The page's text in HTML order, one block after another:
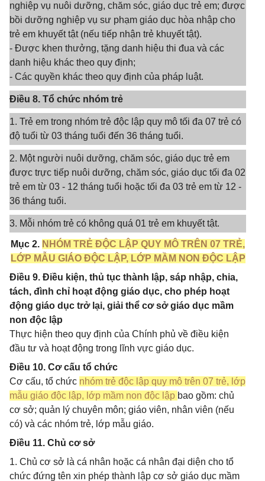
nghiệp vụ nuôi dưỡng, chăm sóc, giáo dục trẻ em; được
bồi dưỡng nghiệp vụ sư phạm giáo dục hòa nhập cho
trẻ em khuyết tật (nếu tiếp nhận trẻ khuyết tật).
- Được khen thưởng, tặng danh hiệu thi đua và các
danh hiệu khác theo quy định;
- Các quyền khác theo quy định của pháp luật.
Điều 8. Tổ chức nhóm trẻ
1. Trẻ em trong nhóm trẻ độc lập quy mô tối đa 07 trẻ có
độ tuổi từ 03 tháng tuổi đến 36 tháng tuổi.
2. Một người nuôi dưỡng, chăm sóc, giáo dục trẻ em
được trực tiếp nuôi dưỡng, chăm sóc, giáo dục tối đa 02
trẻ em từ 03 - 12 tháng tuổi hoặc tối đa 03 trẻ em từ 12 -
36 tháng tuổi.
3. Mỗi nhóm trẻ có không quá 01 trẻ em khuyết tật.
Mục 2. NHÓM TRẺ ĐỘC LẬP QUY MÔ TRÊN 07 TRẺ,
LỚP MẪU GIÁO ĐỘC LẬP, LỚP MẦM NON ĐỘC LẬP
Điều 9. Điều kiện, thủ tục thành lập, sáp nhập, chia,
tách, đình chỉ hoạt động giáo dục, cho phép hoạt
động giáo dục trở lại, giải thể cơ sở giáo dục mầm
non độc lập
Thực hiện theo quy định của Chính phủ về điều kiện
đầu tư và hoạt động trong lĩnh vực giáo dục.
Điều 10. Cơ cấu tổ chức
Cơ cấu, tổ chức nhóm trẻ độc lập quy mô trên 07 trẻ, lớp
mẫu giáo độc lập, lớp mầm non độc lập bao gồm: chủ
cơ sở; quản lý chuyên môn; giáo viên, nhân viên (nếu
có) và các nhóm trẻ, lớp mẫu giáo.
Điều 11. Chủ cơ sở
1. Chủ cơ sở là cá nhân hoặc cá nhân đại diện cho tổ
chức đứng tên xin phép thành lập cơ sở giáo dục mầm